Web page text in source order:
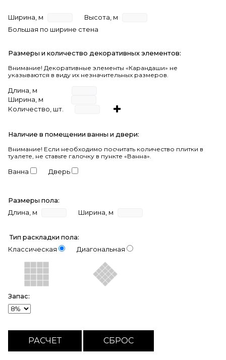
Ширина, м
Высота, м
Большая по ширине стена
Размеры и количество декоративных элементов:
Внимание! Декоративные элементы «Карандаши» не
указываются в виду их незначительных размеров.
Длина, м
Ширина, м
Количество, шт.
Наличие в помещении ванны и двери:
Внимание! Если необходимо посчитать количество плитки в
туалете, не ставьте галочку в пункте «Ванна».
Ванна Дверь
Размеры пола:
Длина, м
Ширина, м
Тип раскладки пола:
Классическая
Диагональная
Запас: